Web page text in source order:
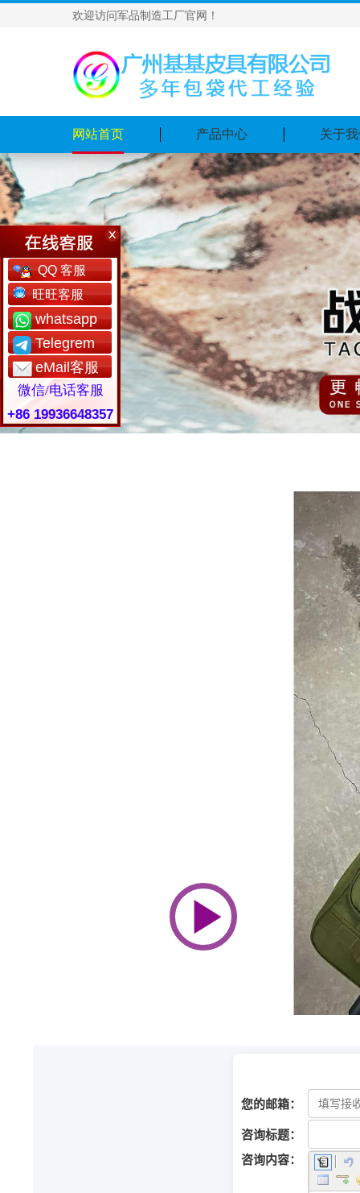
欢迎访问军品制造工厂官网！
网站首页 产品中心 关于
QQ 客服
旺旺客服
whatsapp
Telegrem
eMail客服
微信/电话客服
+86 19936648357